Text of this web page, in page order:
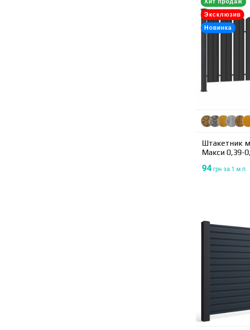
Хит продаж
Эксклюзив
Новинка
Штакетник
Макси 0,39-
94 грн за 1 м.п.